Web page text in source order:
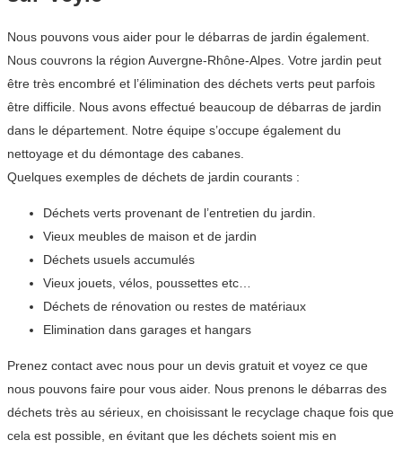
Nous pouvons vous aider pour le débarras de jardin également.
Nous couvrons la région Auvergne-Rhône-Alpes. Votre jardin peut
être très encombré et l’élimination des déchets verts peut parfois
être difficile. Nous avons effectué beaucoup de débarras de jardin
dans le département. Notre équipe s’occupe également du
nettoyage et du démontage des cabanes.
Quelques exemples de déchets de jardin courants :
Déchets verts provenant de l’entretien du jardin.
Vieux meubles de maison et de jardin
Déchets usuels accumulés
Vieux jouets, vélos, poussettes etc…
Déchets de rénovation ou restes de matériaux
Elimination dans garages et hangars
Prenez contact avec nous pour un devis gratuit et voyez ce que
nous pouvons faire pour vous aider. Nous prenons le débarras des
déchets très au sérieux, en choisissant le recyclage chaque fois que
cela est possible, en évitant que les déchets soient mis en